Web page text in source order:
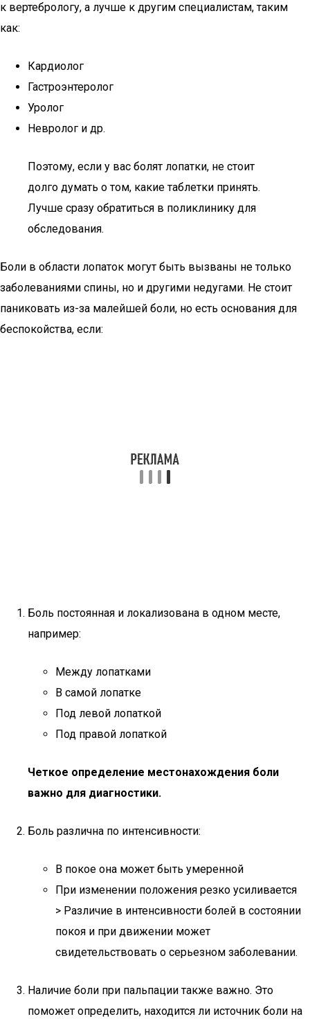
к вертебрологу, а лучше к другим специалистам, таким
как:
Кардиолог
Гастроэнтеролог
Уролог
Невролог и др.
Поэтому, если у вас болят лопатки, не стоит
долго думать о том, какие таблетки принять.
Лучше сразу обратиться в поликлинику для
обследования.
Боли в области лопаток могут быть вызваны не только
заболеваниями спины, но и другими недугами. Не стоит
паниковать из-за малейшей боли, но есть основания для
беспокойства, если:
Боль постоянная и локализована в одном месте,
например:
Между лопатками
В самой лопатке
Под левой лопаткой
Под правой лопаткой
Четкое определение местонахождения боли
важно для диагностики.
Боль различна по интенсивности:
В покое она может быть умеренной
При изменении положения резко усиливается
> Различие в интенсивности болей в состоянии
покоя и при движении может
свидетельствовать о серьезном заболевании.
Наличие боли при пальпации также важно. Это
поможет определить, находится ли источник боли на